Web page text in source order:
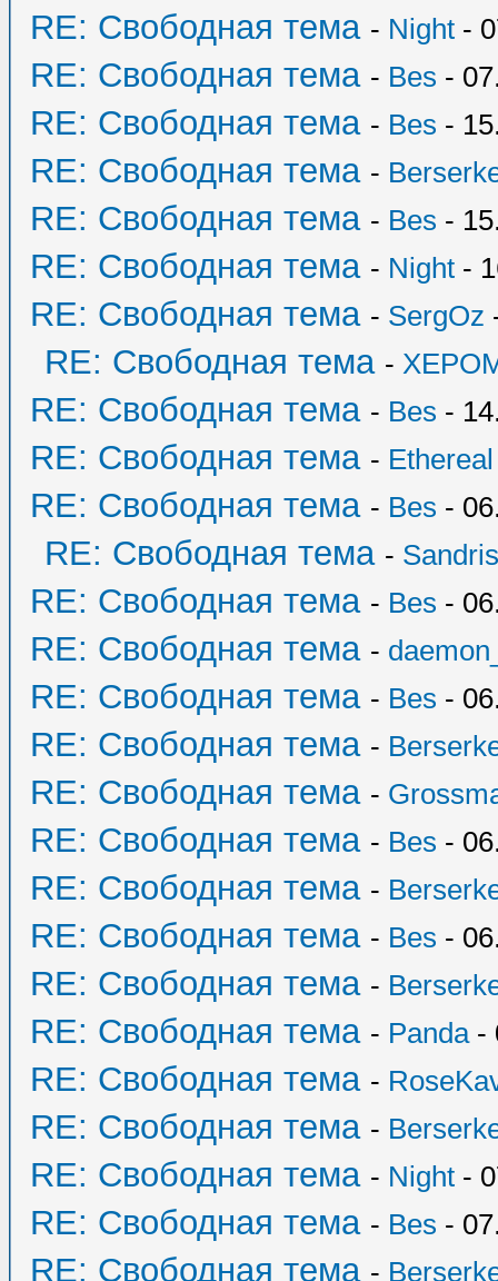
RE: Свободная тема - Night -
RE: Свободная тема - Bes -
RE: Свободная тема - Bes -
RE: Свободная тема -
RE: Свободная тема - Bes -
RE: Свободная тема - Night -
RE: Свободная тема - SergOz
RE: Свободная тема -
RE: Свободная тема - Bes -
RE: Свободная тема - Ethereal
RE: Свободная тема - Bes -
RE: Свободная тема - Sandris
RE: Свободная тема - Bes -
RE: Свободная тема -
RE: Свободная тема - Bes -
RE: Свободная тема -
RE: Свободная тема -
RE: Свободная тема - Bes -
RE: Свободная тема -
RE: Свободная тема - Bes -
RE: Свободная тема -
RE: Свободная тема - Panda-
RE: Свободная тема -
RE: Свободная тема -
RE: Свободная тема - Night -
RE: Свободная тема - Bes -
RE: Свободная тема -